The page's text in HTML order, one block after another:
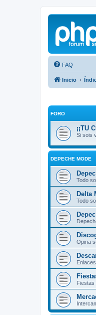
FAQ
Inicio
FORO
¡¡TU
Si sois
DEPECHE MODE
Todo
Delta
Todo
Opina
Fiestas